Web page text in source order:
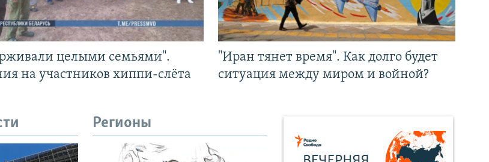
целыми семьями".
на участников хиппи-слёта
"Иран тянет время". Как долго будет
ситуация между миром и войной?
Регионы